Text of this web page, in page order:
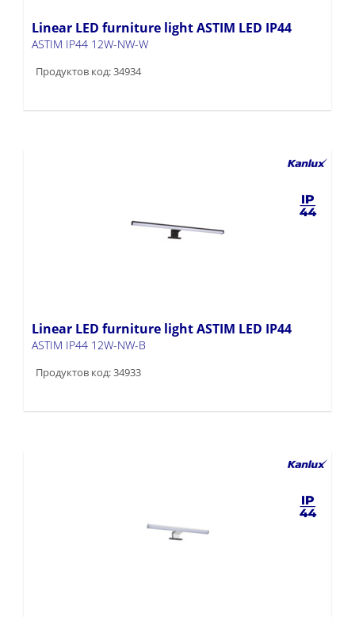
Linear LED furniture light ASTIM LED IP44
ASTIM IP44 12W-NW-W
Продуктов код: 34934
Linear LED furniture light ASTIM LED IP44
ASTIM IP44 12W-NW-B
Продуктов код: 34933